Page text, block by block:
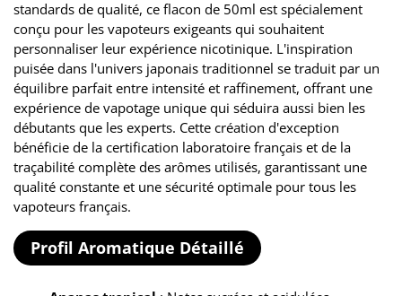
standards de qualité, ce flacon de 50ml est spécialement
conçu pour les vapoteurs exigeants qui souhaitent
personnaliser leur expérience nicotinique. L'inspiration
puisée dans l'univers japonais traditionnel se traduit par un
équilibre parfait entre intensité et raffinement, offrant une
expérience de vapotage unique qui séduira aussi bien les
débutants que les experts. Cette création d'exception
bénéficie de la certification laboratoire français et de la
traçabilité complète des arômes utilisés, garantissant une
qualité constante et une sécurité optimale pour tous les
vapoteurs français.
Profil Aromatique Détaillé